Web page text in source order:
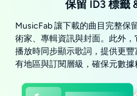
保留 ID3 標籤
MusicFab 讓下載的曲目完整保
術家、專輯資訊與封面。此外
播放時同步顯示歌詞，提供更
有地區與訂閱層級，確保元數據